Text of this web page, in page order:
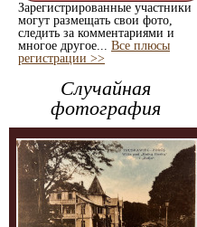
Зарегистрированные участники
могут размещать свои фото,
следить за комментариями и
многое другое... Все плюсы
регистрации >>
Случайная
фотография